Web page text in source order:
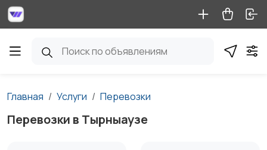
Главная Услуги Перевозки
Перевозки в Тырныаузе